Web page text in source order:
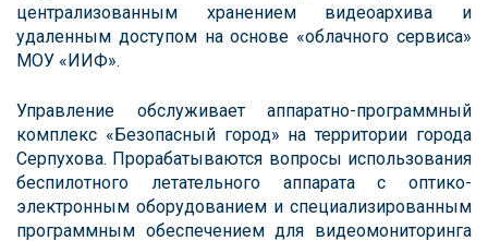
централизованным хранением видеоархива и
удаленным доступом на основе «облачного сервиса»
МОУ «ИИФ».
Управление обслуживает аппаратно-программный
комплекс «Безопасный город» на территории города
Серпухова. Прорабатываются вопросы использования
беспилотного летательного аппарата с оптико-
электронным оборудованием и специализированным
программным обеспечением для видеомониторинга